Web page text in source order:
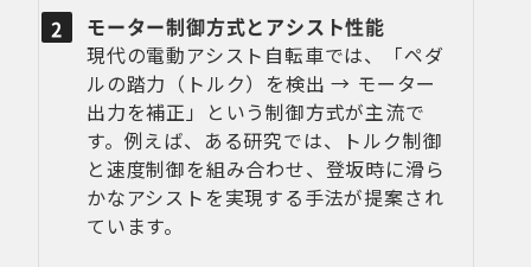
モーター制御方式とアシスト性能
現代の電動アシスト自転車では、「ペダ
ルの踏力（トルク）を検出 → モーター
出力を補正」という制御方式が主流で
す。例えば、ある研究では、トルク制御
と速度制御を組み合わせ、登坂時に滑ら
かなアシストを実現する手法が提案され
ています。